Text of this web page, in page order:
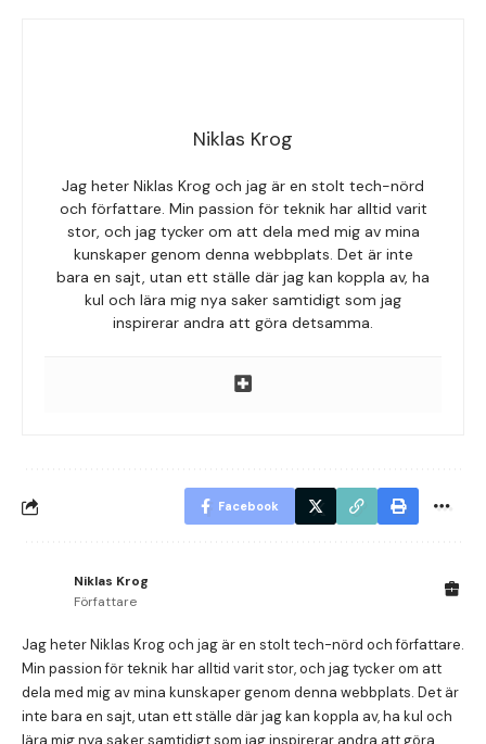
Niklas Krog
Jag heter Niklas Krog och jag är en stolt tech-nörd
och författare. Min passion för teknik har alltid varit
stor, och jag tycker om att dela med mig av mina
kunskaper genom denna webbplats. Det är inte
bara en sajt, utan ett ställe där jag kan koppla av, ha
kul och lära mig nya saker samtidigt som jag
inspirerar andra att göra detsamma.
Facebook
Niklas Krog
Författare
Jag heter Niklas Krog och jag är en stolt tech-nörd och författare.
Min passion för teknik har alltid varit stor, och jag tycker om att
dela med mig av mina kunskaper genom denna webbplats. Det är
inte bara en sajt, utan ett ställe där jag kan koppla av, ha kul och